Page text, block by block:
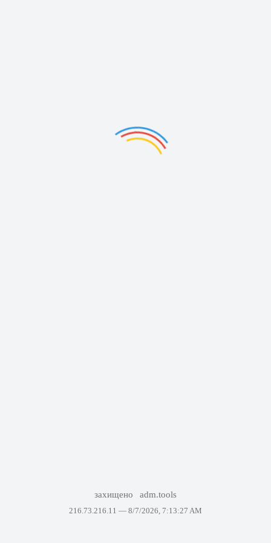
захищено adm.tools
216.73.216.11 — 8/7/2026, 7:13:27 AM